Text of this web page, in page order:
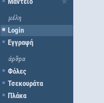
μέλη
Login
Εγγραφή
άρθρα
Φόλες
Τσεκουράτα
Πλάκα